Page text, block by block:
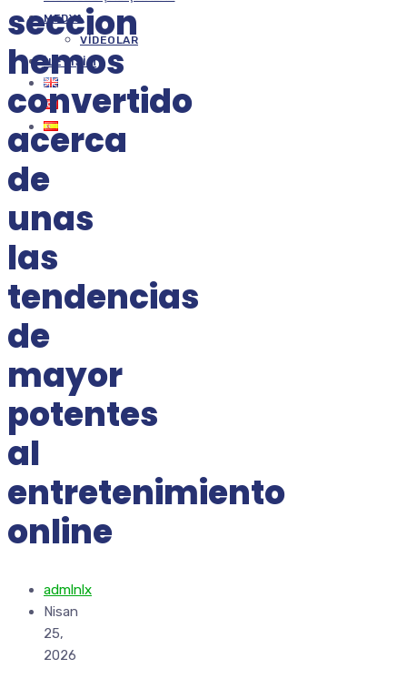
MEDYA
VIDEOLAR
İLETIŞIM
seccion
hemos
convertido
acerca
de
unas
las
tendencias
de
mayor
potentes
al
entretenimiento
online
admlnlx
Nisan
25,
2026